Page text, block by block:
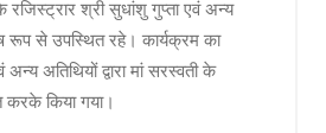
के रजिस्ट्रार श्री सुधांशु गुप्ता एवं अन्य
रूप से उपस्थित रहे। कार्यक्रम का
अतिथियों द्वारा मां सरस्वती के
करके किया गया।